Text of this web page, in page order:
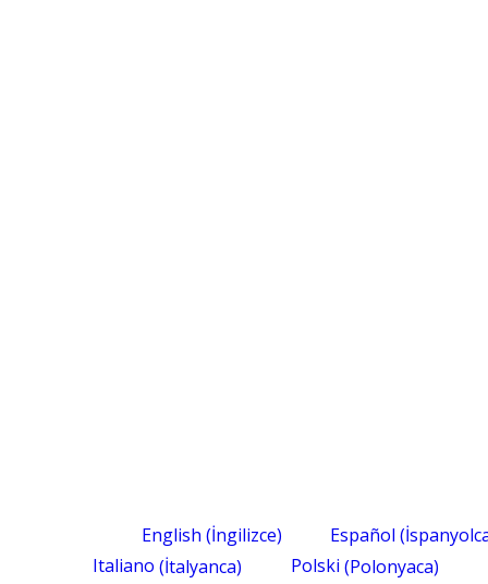
English (İngilizce) Español (
Italiano (İtalyanca) Polski (Polonyaca)